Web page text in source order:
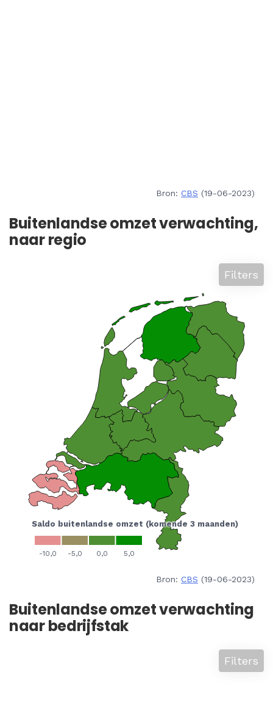
Bron: CBS (19-06-2023)
Buitenlandse omzet verwachting,
naar regio
Filters
Bron: CBS (19-06-2023)
Buitenlandse omzet verwachting
naar bedrijfstak
Filters